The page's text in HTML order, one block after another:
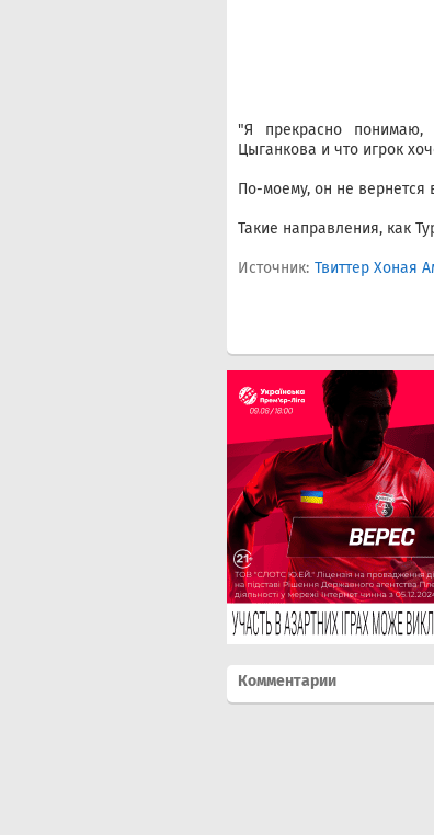
"Я прекрасно понимаю,
Цыганкова и что игрок
По-моему, он не
Такие направления, как
Источник: Твиттер Хоная
Комментарии